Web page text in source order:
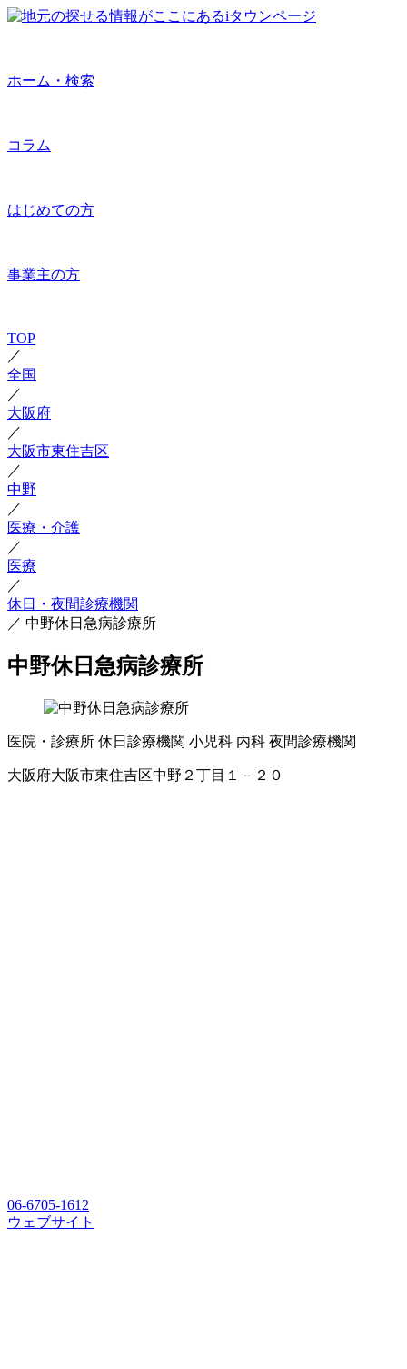
ホーム・検索
コラム
はじめての方
事業主の方
TOP
／
全国
／
大阪府
／
大阪市東住吉区
／
中野
／
医療・介護
／
医療
／
休日・夜間診療機関
／ 中野休日急病診療所
中野休日急病診療所
医院・診療所 休日診療機関 小児科 内科 夜間診療機関
大阪府大阪市東住吉区中野２丁目１－２０
06-6705-1612
ウェブサイト